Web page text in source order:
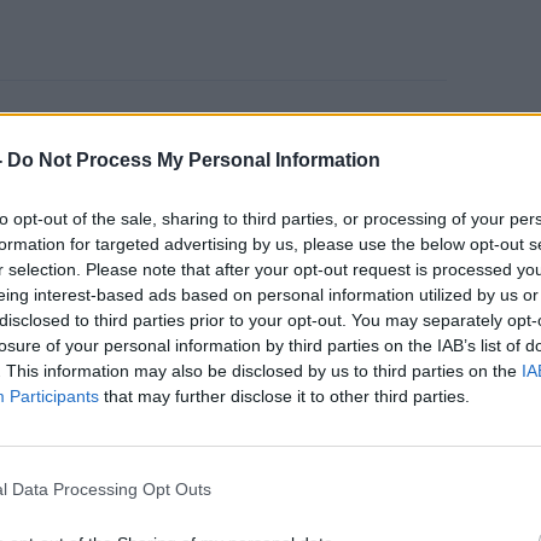
Do Not Process My Personal Information
opt-out of the sale, sharing to third parties, or processing of your
for targeted advertising by us, please use the below opt-out
selection. Please note that after your opt-out request is processed
interest-based ads based on personal information utilized by us
to third parties prior to your opt-out. You may separately
of your personal information by third parties on the IAB’s list of
This information may also be disclosed by us to third parties on the
Participants that may further disclose it to other third parties.
Data Processing Opt Outs
Νέα Ελάχιστα
Θεραπεία με NanoKnife
ή στηνεκτέλεση εργασιών
περιλαμβάνει αλλαγές στη